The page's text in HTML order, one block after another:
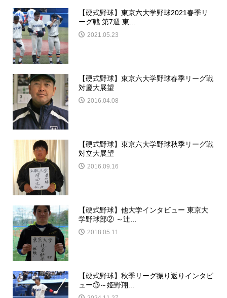
【硬式野球】東京六大学野球2021春季リ
ーグ戦 第7週 東...
2021.05.23
【硬式野球】東京六大学野球春季リーグ戦
対慶大展望
2016.04.08
【硬式野球】東京六大学野球秋季リーグ戦
対立大展望
2016.09.16
【硬式野球】他大学インタビュー 東京大
学野球部② ～辻...
2018.05.11
【硬式野球】秋季リーグ振り返りインタビ
ュー⑬～姫野翔...